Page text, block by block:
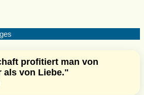
profitiert man von
als von Liebe."